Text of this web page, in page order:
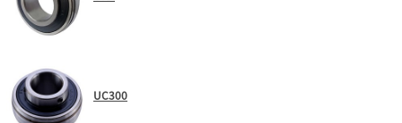
UC300